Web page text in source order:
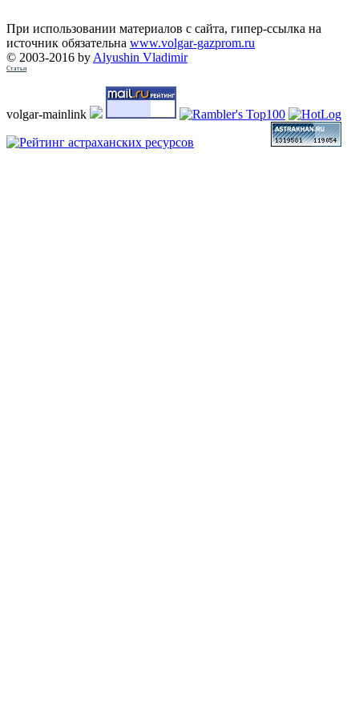
При использовании материалов с сайта, гипер-ссылка на
источник обязательна www.volgar-gazprom.ru
© 2003-2016 by Alyushin Vladimir
Статьи
volgar-mainlink